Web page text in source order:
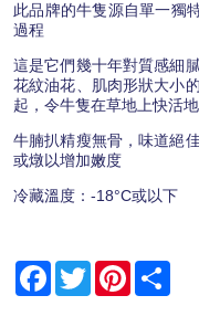
此品牌的牛隻源自單一獨
過程
這是它們幾十年對質感細
花紋油花、肌肉形狀大小
起，令牛隻在草地上快活
牛腩扒精瘦無骨，味道絕
或燉以增加嫩度
冷藏溫度：-18°C或以下
Facebook
TwitterPinterest